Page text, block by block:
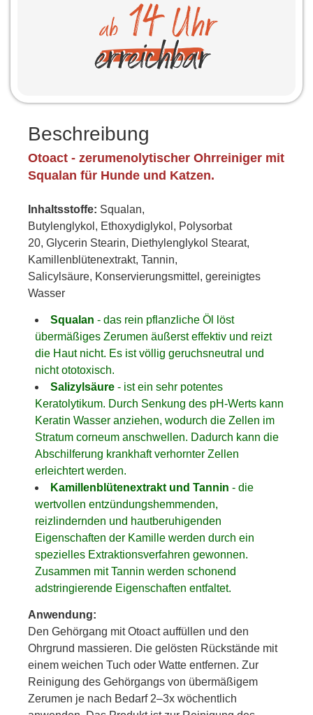
Beschreibung
Otoact - zerumenolytischer Ohrreiniger mit
Squalan für Hunde und Katzen.
Inhaltsstoffe: Squalan,
Butylenglykol, Ethoxydiglykol, Polysorbat
20, Glycerin Stearin, Diethylenglykol Stearat,
Kamillenblütenextrakt, Tannin,
Salicylsäure, Konservierungsmittel, gereinigtes
Wasser
Squalan - das rein pflanzliche Öl löst
übermäßiges Zerumen äußerst effektiv und reizt
die Haut nicht. Es ist völlig geruchsneutral und
nicht ototoxisch.
Salizylsäure - ist ein sehr potentes
Keratolytikum. Durch Senkung des pH-Werts kann
Keratin Wasser anziehen, wodurch die Zellen im
Stratum corneum anschwellen. Dadurch kann die
Abschilferung krankhaft verhornter Zellen
erleichtert werden.
Kamillenblütenextrakt und Tannin - die
wertvollen entzündungshemmenden,
reizlindernden und hautberuhigenden
Eigenschaften der Kamille werden durch ein
spezielles Extraktionsverfahren gewonnen.
Zusammen mit Tannin werden schonend
adstringierende Eigenschaften entfaltet.
Anwendung:
Den Gehörgang mit Otoact auffüllen und den
Ohrgrund massieren. Die gelösten Rückstände mit
einem weichen Tuch oder Watte entfernen. Zur
Reinigung des Gehörgangs von übermäßigem
Zerumen je nach Bedarf 2–3x wöchentlich